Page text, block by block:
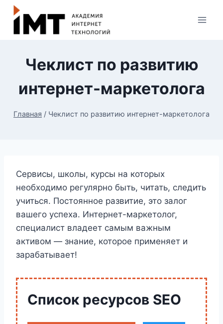
Чеклист по развитию
интернет-маркетолога
Главная / Чеклист по развитию интернет-маркетолога
Сервисы, школы, курсы на которых
необходимо регулярно быть, читать, следить
учиться. Постоянное развитие, это залог
вашего успеха. Интернет-маркетолог,
специалист владеет самым важным
активом — знание, которое применяет и
зарабатывает!
Список ресурсов SEO